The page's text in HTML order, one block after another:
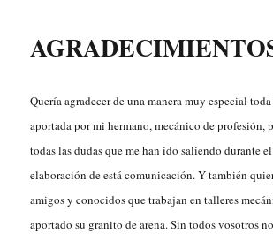
Quería agradecer de una manera muy especial
aportada por mi hermano, mecánico de profesión,
todas las dudas que me han ido saliendo durante
elaboración de está comunicación. Y también
amigos y conocidos que trabajan en talleres
aportado su granito de arena. Sin todos vosotros